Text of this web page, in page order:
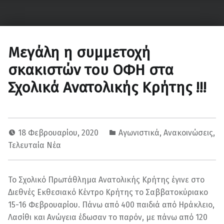
Κάνε τη σωστή κίνηση…
Μεγάλη η συμμετοχή
σκακιστών του ΟΦΗ στα
Σχολικά Ανατολικής Κρήτης !!!
18 Φεβρουαρίου, 2020 Αγωνιστικά, Ανακοινώσεις,
Τελευταία Νέα
Το Σχολικό Πρωτάθλημα Ανατολικής Κρήτης έγινε στο
Διεθνές Εκθεσιακό Κέντρο Κρήτης το Σαββατοκύριακο
15-16 Φεβρουαρίου. Πάνω από 400 παιδιά από Ηράκλειο,
Λασίθι και Ανώγεια έδωσαν το παρόν, με πάνω από 120